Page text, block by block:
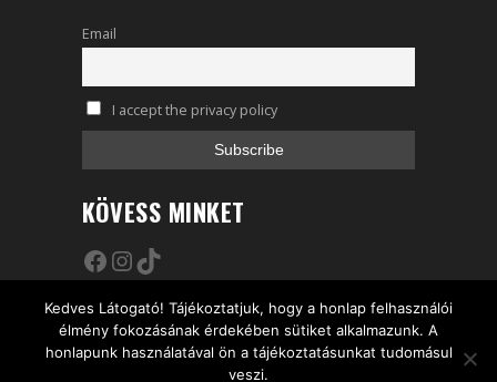
Email
I accept the privacy policy
KÖVESS MINKET
Facebook
Instagram
TikTok
California Coffee Company
Kedves Látogató! Tájékoztatjuk, hogy a honlap felhasználói
élmény fokozásának érdekében sütiket alkalmazunk. A
honlapunk használatával ön a tájékoztatásunkat tudomásul
veszi.